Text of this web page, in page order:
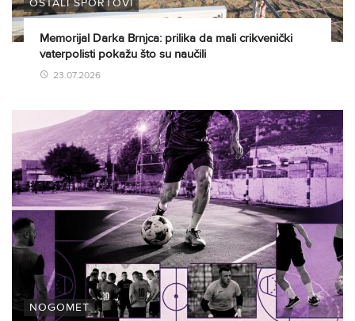
OSTALI SPORTOVI
Memorijal Darka Brnjca: prilika da mali crikvenički
vaterpolisti pokažu što su naučili
23.07.2026
NOGOMET